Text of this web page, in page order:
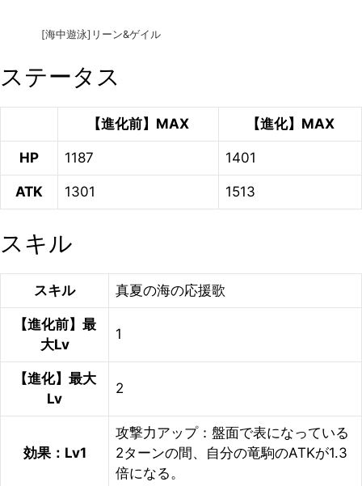
[海中遊泳]リーン&ゲイル
ステータス
【進化前】MAX 【進化】MAX
HP 1187 1401
ATK 1301 1513
スキル
スキル 真夏の海の応援歌
【進化前】最
大Lv
1
【進化】最大
Lv
2
効果：Lv1
攻撃力アップ：盤面で表になっている
2ターンの間、自分の竜駒のATKが1.3
倍になる。